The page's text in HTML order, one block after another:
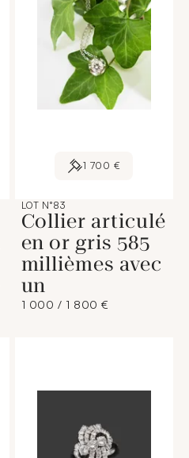
1 700 €
LOT N°83
Collier articulé
en or gris 585
millièmes avec
un
1 000 / 1 800 €